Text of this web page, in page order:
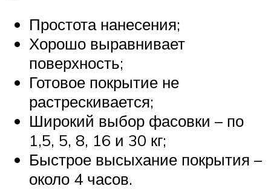
Простота нанесения;
Хорошо выравнивает
поверхность;
Готовое покрытие не
растрескивается;
Широкий выбор фасовки – по
1,5, 5, 8, 16 и 30 кг;
Быстрое высыхание покрытия –
около 4 часов.